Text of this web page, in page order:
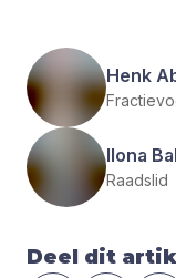
Henk
Ilona
Raadslid
Deel dit